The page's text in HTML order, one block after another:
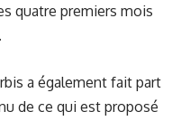
quatre premiers mois
a également fait part
de ce qui est proposé